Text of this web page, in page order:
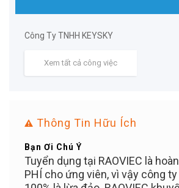
Công Ty TNHH KEYSKY
Xem tất cả công việc
Thông Tin Hữu Ích
Bạn Ơi Chú Ý
Tuyển dụng tại RAOVIEC là
PHÍ cho ứng viên, vì vậy công